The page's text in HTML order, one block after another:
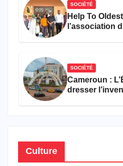
SOCIÉTÉ
Help To
l’association
SOCIÉTÉ
Cameroun :
dresser
Culture